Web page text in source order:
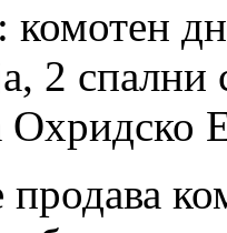
комотен
2
Охридско
продава